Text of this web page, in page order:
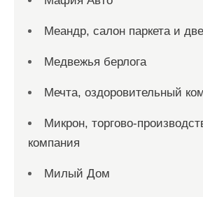
Меандр, салон паркета и
Медвежья берлога
Мечта, оздоровительный
Микрон, торгово-
компания
Милый Дом